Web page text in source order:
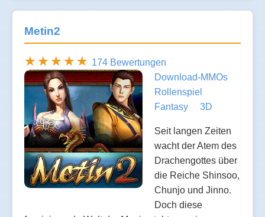
Metin2
174 Bewertungen
Download-MMOs
Rollenspiel
Fantasy
3D
Seit langen Zeiten
wacht der Atem des
Drachengottes über
die Reiche Shinsoo,
Chunjo und Jinno.
Doch diese